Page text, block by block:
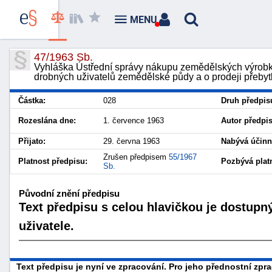
47/1963 Sb.
Vyhláška Ústřední správy nákupu zemědělských
drobných uživatelů zemědělské půdy a o prodeji
Částka: 028 Druh
Rozeslána dne: 1. července 1963 Autor
Přijato: 29. června 1963 Nabývá
Platnost předpisu: Zrušen předpisem 55/1967
Sb.
Pozbývá
Původní znění předpisu
Text předpisu s celou hlavičkou je
uživatele.
Text předpisu je nyní ve zpracování. Pro jeho přednostní
MENU